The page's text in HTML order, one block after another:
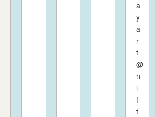
a
y
a
r
t
@
n
i
f
t